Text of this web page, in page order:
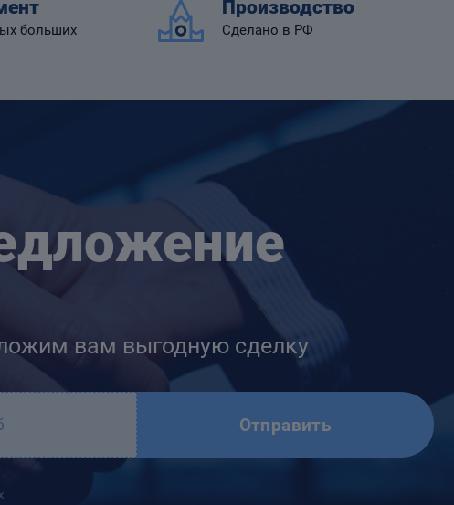
больших
Производство
Сделано в РФ
вам выгодную сделку
Отправить